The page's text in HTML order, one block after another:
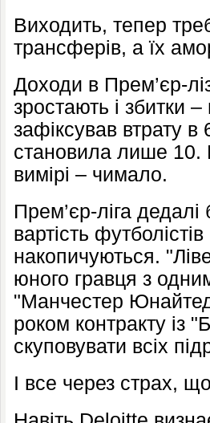
Виходить, тепер
трансферів, а їх
Доходи в Прем’єр-
зростають і збитки
зафіксував втрату в
становила лише 10.
вимірі – чимало.
Прем’єр-ліга
вартість
накопичуються.
юного гравця з
"Манчестер
роком контракту із
скуповувати всіх
І все через страх,